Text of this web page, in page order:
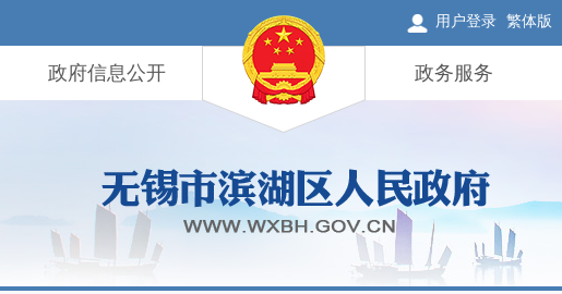
用户登录 繁体版
政府信息公开 政务服务